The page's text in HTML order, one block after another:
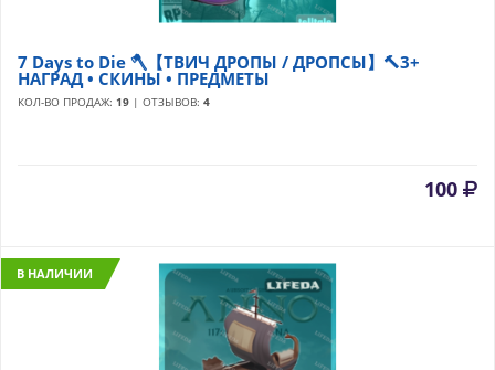
7 Days to Die 🪓【ТВИЧ ДРОПЫ / ДРОПСЫ】🔨3+
НАГРАД • СКИНЫ • ПРЕДМЕТЫ
КОЛ-ВО ПРОДАЖ: 19 | ОТЗЫВОВ: 4
100
В НАЛИЧИИ